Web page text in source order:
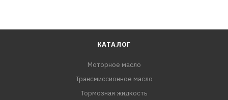
КАТАЛОГ
Моторное масло
Трансмиссионное масло
Тормозная жидкость